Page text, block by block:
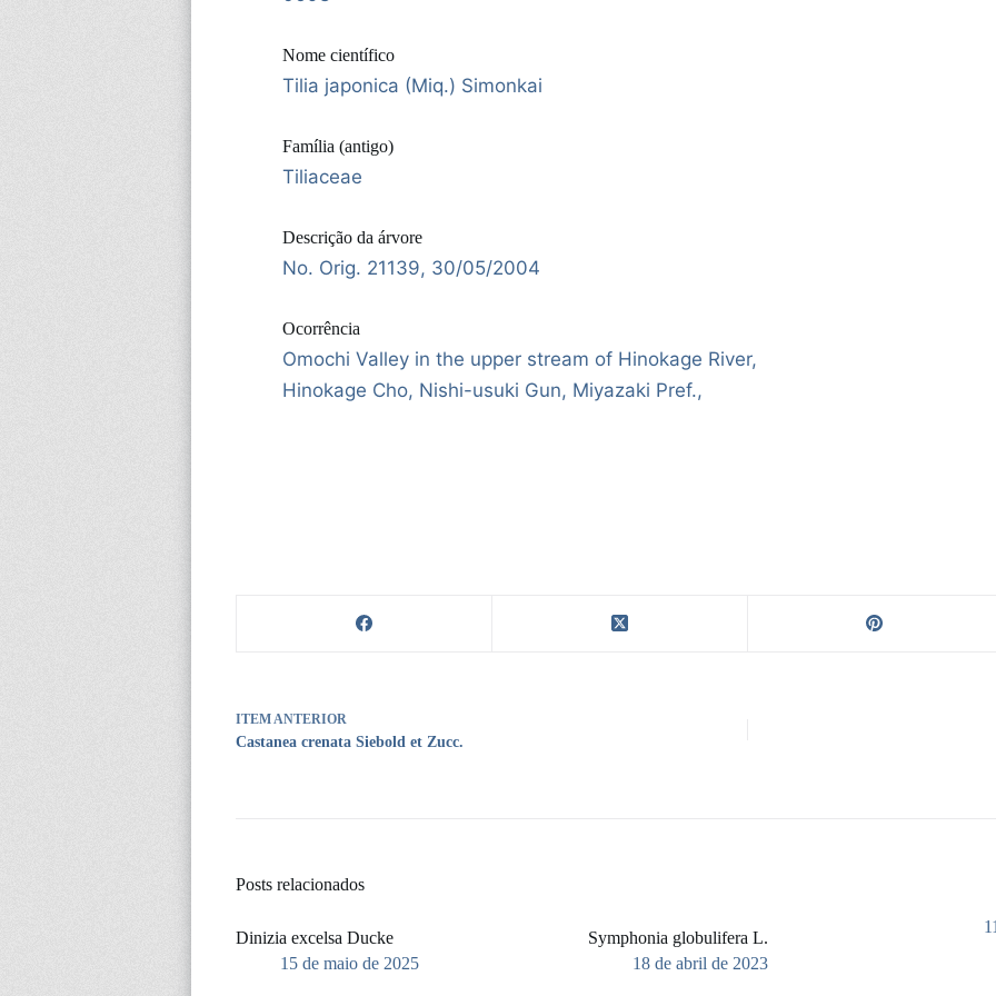
Nome científico
Tilia japonica (Miq.) Simonkai
Família (antigo)
Tiliaceae
Descrição da árvore
No. Orig. 21139, 30/05/2004
Ocorrência
Omochi Valley in the upper stream of Hinokage River,
Hinokage Cho, Nishi-usuki Gun, Miyazaki Pref.,
ITEM ANTERIOR
Castanea crenata Siebold et Zucc.
Posts relacionados
Dinizia excelsa Ducke
15 de maio de 2025
Symphonia globulifera L.
18 de abril de 2023